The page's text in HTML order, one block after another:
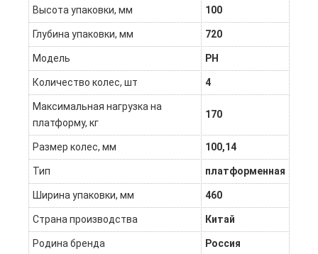
Высота упаковки, мм 100
Глубина упаковки, мм 720
Модель PH
Количество колес, шт 4
Максимальная нагрузка на
платформу, кг
170
Размер колес, мм 100,14
Тип платформенная
Ширина упаковки, мм 460
Страна производства Китай
Родина бренда Россия